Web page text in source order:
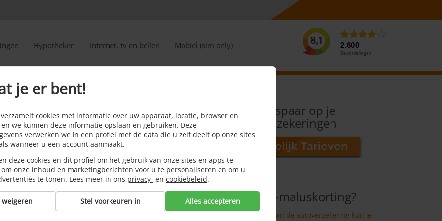
Hypotheken Internet, tv en bellen Mobiel (sim only) 8,1 2.600
Beoordelingen
vergoed, zelfs bij allriskverzekering
niet altijd
Bespaar op je
verzekeringen
Bonus-maluskorting?
Op de premie van de autoverzekering kun je
je er bent!
cookies met informatie over uw apparaat, locatie, browser en
we kunnen deze informatie opslaan en gebruiken. Deze
verwerken we in een profiel met de data die u zelf deelt op onze sites
wanneer u een account aanmaakt.
deze cookies en dit profiel om het gebruik van onze sites en apps te
onze inhoud en marketingberichten voor u te personaliseren en om u
te tonen. Lees meer in ons privacy- en cookiebeleid.
weigeren Stel voorkeuren in Alles accepteren